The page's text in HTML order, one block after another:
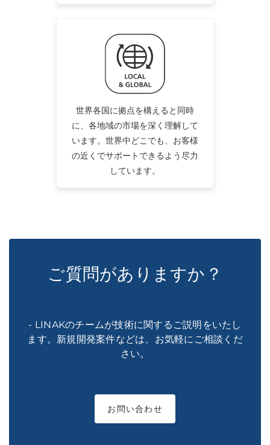
世界各国に拠点を構えると同時
に、各地域の市場を深く理解して
います。世界中どこでも、お客様
の近くでサポートできるよう尽力
しています。
ご質問がありますか？
- LINAKのチームが技術に関するご説明をいたし
ます。新規開発案件などは、お気軽にご相談くだ
さい。
お問い合わせ